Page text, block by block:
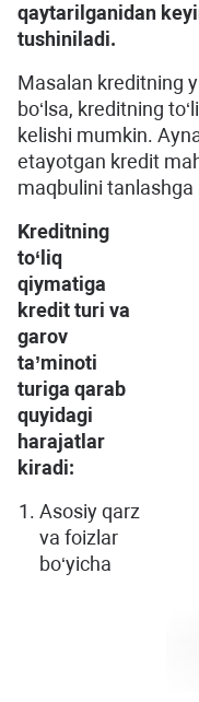
qaytarilganidan
tushiniladi.
Masalan kreditning
bo‘lsa, kreditning
kelishi mumkin.
etayotgan kredit
maqbulini
Kreditning
to‘liq
qiymatiga
kredit turi va
garov
ta’minoti
turiga qarab
quyidagi
harajatlar
kiradi:
Asosiy qarz
va foizlar
bo‘yicha